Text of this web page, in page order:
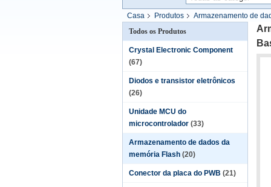
Casa Produtos Armazenamento de
Micron
Todos os Produtos
Crystal Electronic Component
(67)
Diodos e transistor eletrônicos
(26)
Unidade MCU do
microcontrolador (33)
Armazenamento de dados da
memória Flash (20)
Conector da placa do PWB (21)